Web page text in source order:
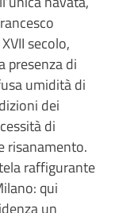
secolo,
presenza di
umidità di
dei
di
risanamento.
raffigurante
qui
un